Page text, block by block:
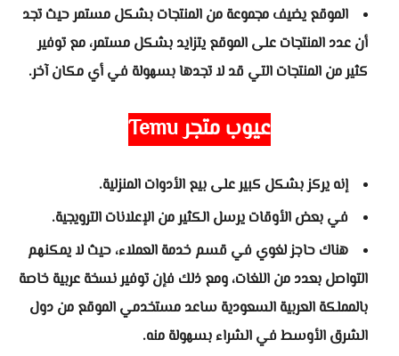
الموقع يضيف مجموعة من المنتجات بشكل مستمر حيث تجد
أن عدد المنتجات على الموقع يتزايد بشكل مستمر، مع توفير
كثير من المنتجات التي قد لا تجدها بسهولة في أي مكان آخر.
عيوب متجر Temu
إنه يركز بشكل كبير على بيع الأدوات المنزلية.
في بعض الأوقات يرسل الكثير من الإعلانات الترويجية.
هناك حاجز لغوي في قسم خدمة العملاء، حيث لا يمكنهم
التواصل بعدد من اللغات، ومع ذلك فإن توفير نسخة عربية خاصة
بالمملكة العربية السعودية ساعد مستخدمي الموقع من دول
الشرق الأوسط في الشراء بسهولة منه.